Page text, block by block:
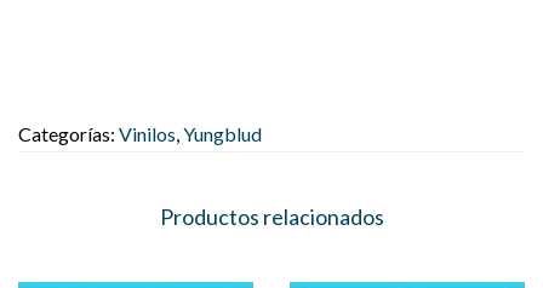
Categorías: Vinilos,Yungblud
Productos relacionados